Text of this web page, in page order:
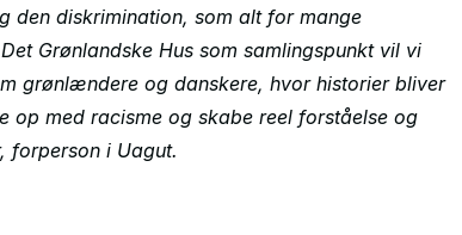
den diskrimination, som alt for mange
Grønlandske Hus som samlingspunkt vil vi
grønlændere og danskere, hvor historier bliver
op med racisme og skabe reel forståelse og
forperson i Uagut.